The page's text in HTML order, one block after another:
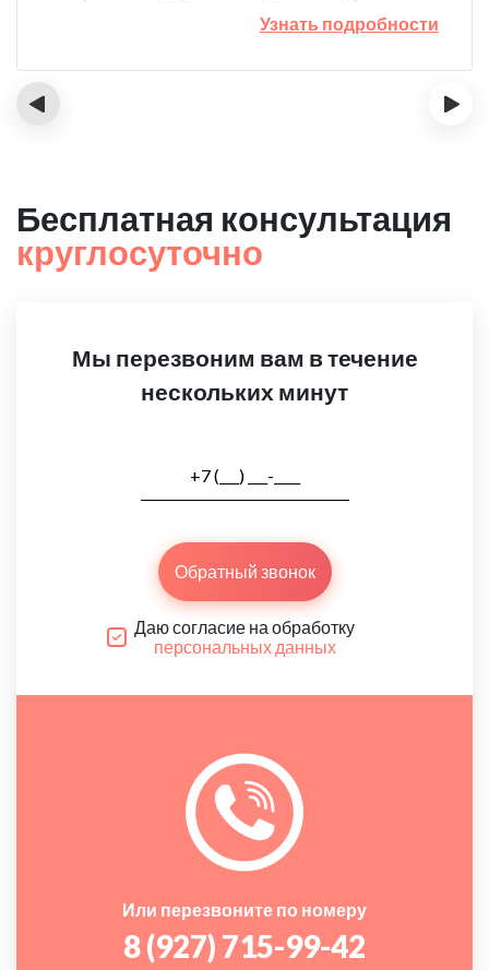
Узнать подробности
‹ ›
Бесплатная консультация
круглосуточно
Мы перезвоним вам в течение
нескольких минут
Обратный звонок
Даю согласие на обработку
персональных данных
Или перезвоните по номеру
8 (927) 715-99-42